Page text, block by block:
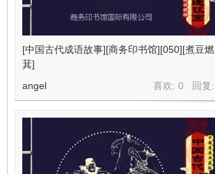
[中国古代成语故事][商务印书馆][050][煮豆燃
萁]
喜欢: 0 回复:
angel